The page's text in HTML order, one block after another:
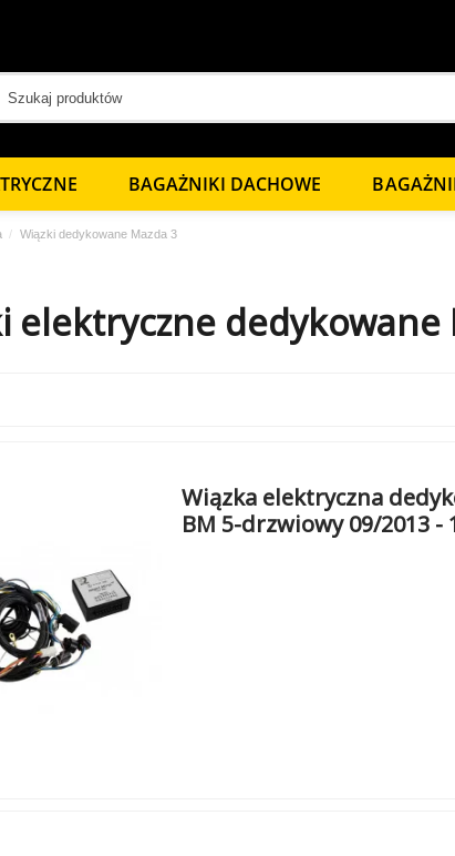
BAGAŻNIKI DACHOWE
Wiązki dedykowane Mazda 3
elektryczne dedykowane
Wiązka elektryczna
BM 5-drzwiowy 09/2013 -